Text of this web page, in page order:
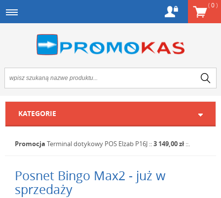
(0)
KATEGORIE
Promocja Terminal dotykowy POS Elzab P16J ::3 149,00 zł ::.
Posnet Bingo Max2 - już w
sprzedaży